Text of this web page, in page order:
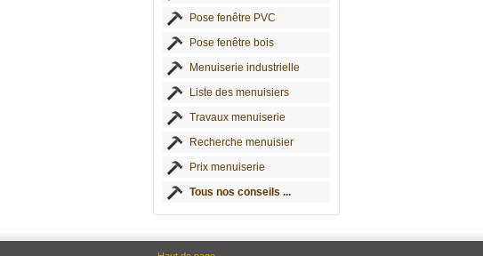
Pose fenêtre PVC
Pose fenêtre bois
Menuiserie industrielle
Liste des menuisiers
Travaux menuiserie
Recherche menuisier
Prix menuiserie
Tous nos conseils ...